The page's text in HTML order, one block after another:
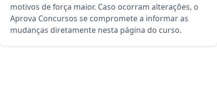
motivos de força maior. Caso ocorram alterações, o
Aprova Concursos se compromete a informar as
mudanças diretamente nesta página do curso.